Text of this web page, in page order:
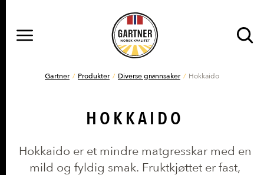
DU ER HER
Gartner Produkter Diverse grønnsaker Hokkaido
HOKKAIDO
Hokkaido er et mindre matgresskar med en
mild og fyldig smak. Fruktkjøttet er fast,